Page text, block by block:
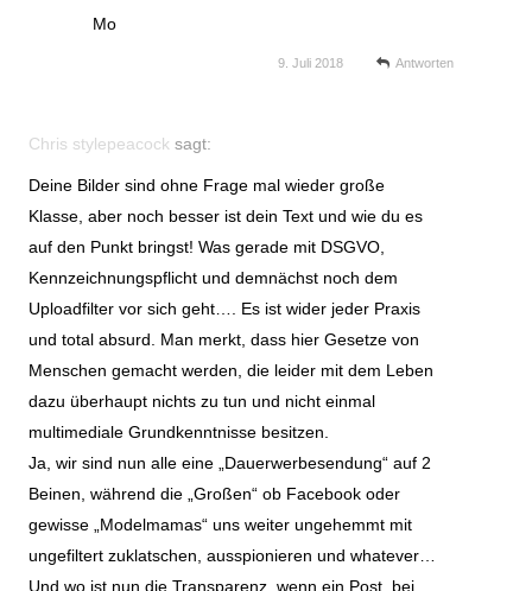
Mo
9. Juli 2018 Antworten
Chris stylepeacock sagt:
Deine Bilder sind ohne Frage mal wieder große
Klasse, aber noch besser ist dein Text und wie du es
auf den Punkt bringst! Was gerade mit DSGVO,
Kennzeichnungspflicht und demnächst noch dem
Uploadfilter vor sich geht…. Es ist wider jeder Praxis
und total absurd. Man merkt, dass hier Gesetze von
Menschen gemacht werden, die leider mit dem Leben
dazu überhaupt nichts zu tun und nicht einmal
multimediale Grundkenntnisse besitzen.
Ja, wir sind nun alle eine „Dauerwerbesendung“ auf 2
Beinen, während die „Großen“ ob Facebook oder
gewisse „Modelmamas“ uns weiter ungehemmt mit
ungefiltert zuklatschen, ausspionieren und whatever…
Und wo ist nun die Transparenz, wenn ein Post, bei